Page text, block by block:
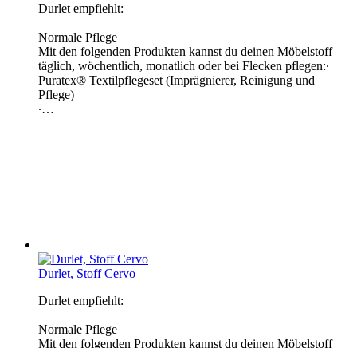
Durlet empfiehlt:
Normale Pflege
Mit den folgenden Produkten kannst du deinen Möbelstoff
täglich, wöchentlich, monatlich oder bei Flecken pflegen:∙
Puratex® Textilpflegeset (Imprägnierer, Reinigung und
Pflege)
∙…
Durlet, Stoff Cervo
Durlet empfiehlt:
Normale Pflege
Mit den folgenden Produkten kannst du deinen Möbelstoff